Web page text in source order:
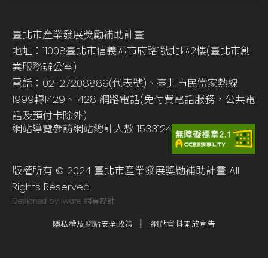
臺北市產業發展獎勵補助計畫
地址：11008臺北市信義區市府路1號北區2樓(臺北市創
業服務辦公室)
電話：02-27208889(代表號)、臺北市民當家熱線
1999轉1429、1428 網路電話(免付費電話服務，公共電
話及預付卡除外)
網站導覽參訪網站總計人數 1533124
版權所有 © 2024 臺北市產業發展獎勵補助計畫 All
Rights Reserved.
Designed by iware 網頁設計
隱私權及網站安全政策 網站資料開放宣告